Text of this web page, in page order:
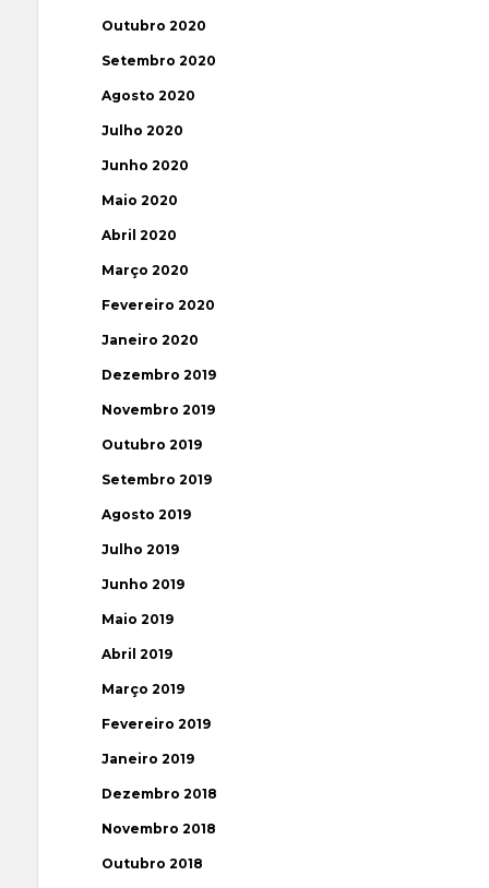
Outubro 2020
Setembro 2020
Agosto 2020
Julho 2020
Junho 2020
Maio 2020
Abril 2020
Março 2020
Fevereiro 2020
Janeiro 2020
Dezembro 2019
Novembro 2019
Outubro 2019
Setembro 2019
Agosto 2019
Julho 2019
Junho 2019
Maio 2019
Abril 2019
Março 2019
Fevereiro 2019
Janeiro 2019
Dezembro 2018
Novembro 2018
Outubro 2018